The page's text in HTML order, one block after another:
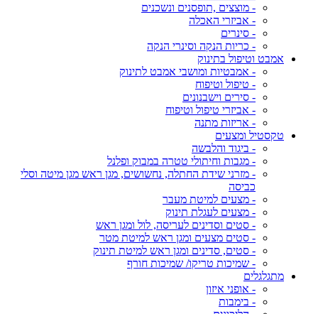
- מוצצים ,תופסנים ונשכנים
- אביזרי האכלה
- סינרים
- כריות הנקה וסינרי הנקה
אמבט וטיפול בתינוק
- אמבטיות ומושבי אמבט לתינוק
- טיפול וטיפוח
- סירים וישבנונים
- אביזרי טיפול וטיפוח
- אריזות מתנה
טקסטיל ומצעים
- ביגוד והלבשה
- מגבות וחיתולי טטרה במבוק ופלנל
- מזרני שידת החתלה, נחשושים, מגן ראש מגן מיטה וסלי
כביסה
- מצעים למיטת מעבר
- מצעים לעגלת תינוק
- סטים וסדינים לעריסה, לול ומגן ראש
- סטים מצעים ומגן ראש למיטת מטר
- סטים, סדינים ומגן ראש למיטת תינוק
- שמיכות טריקו/ שמיכות חורף
מתגלגלים
- אופני איזון
- בימבות